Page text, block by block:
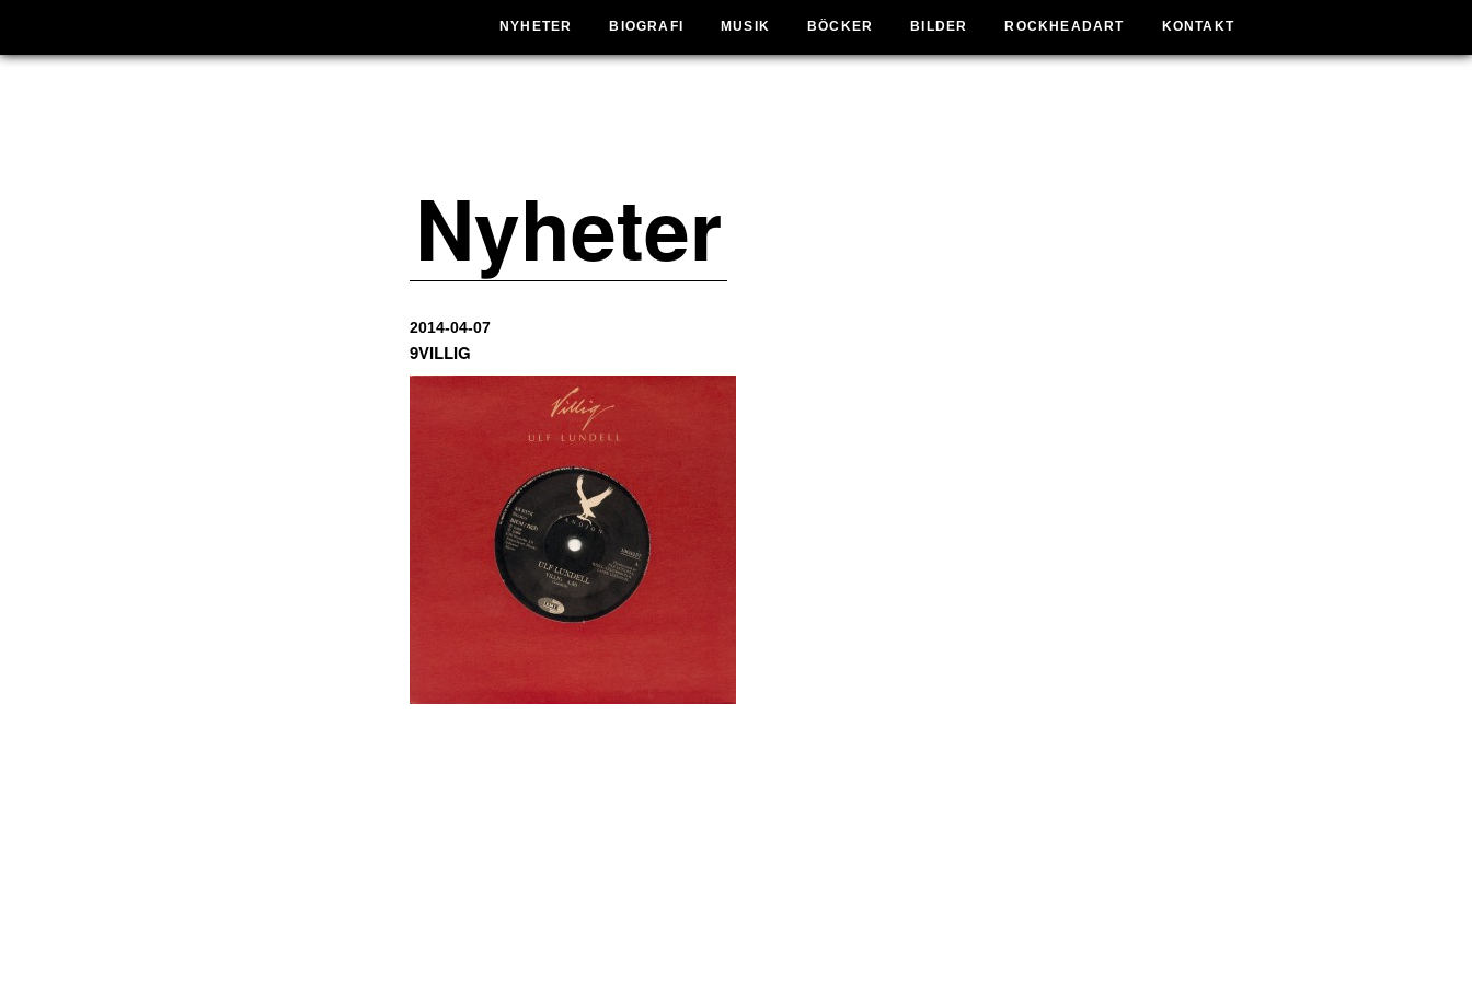
NYHETER BIOGRAFI MUSIK BÖCKER BILDER ROCKHEADART KONTAKT
Nyheter
2014-04-07
9VILLIG